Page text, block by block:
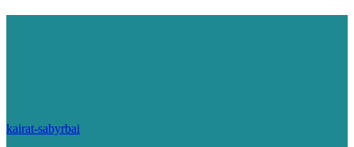
kairat-sabyrbai